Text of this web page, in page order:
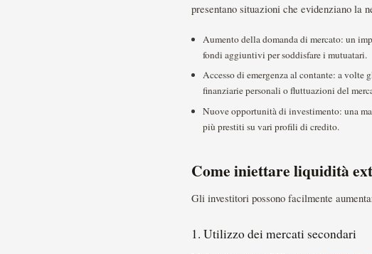
presentano situazioni che evidenziano la
Aumento della domanda di mercato: un
fondi aggiuntivi per soddisfare i mutuatari.
Accesso di emergenza al contante: a
finanziarie personali o fluttuazioni del
Nuove opportunità di investimento: una
più prestiti su vari profili di credito.
Come iniettare liquidità
Gli investitori possono facilmente
1. Utilizzo dei mercati secondari